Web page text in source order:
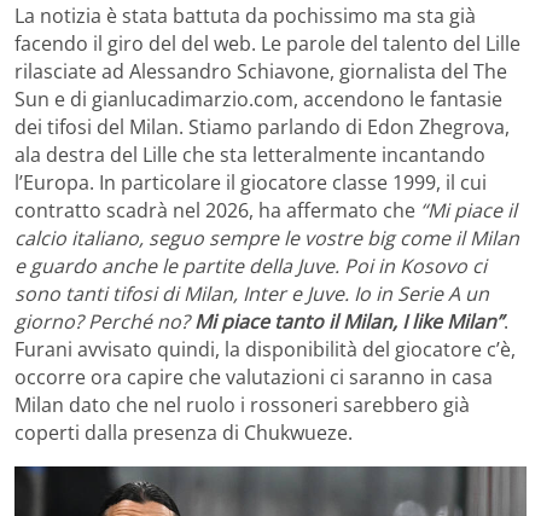
La notizia è stata battuta da pochissimo ma sta già
facendo il giro del del web. Le parole del talento del Lille
rilasciate ad Alessandro Schiavone, giornalista del The
Sun e di gianlucadimarzio.com, accendono le fantasie
dei tifosi del Milan. Stiamo parlando di Edon Zhegrova,
ala destra del Lille che sta letteralmente incantando
l’Europa. In particolare il giocatore classe 1999, il cui
contratto scadrà nel 2026, ha affermato che “Mi piace il
calcio italiano, seguo sempre le vostre big come il Milan
e guardo anche le partite della Juve. Poi in Kosovo ci
sono tanti tifosi di Milan, Inter e Juve. Io in Serie A un
giorno? Perché no?Mi piace tanto il Milan, I like Milan”.
Furani avvisato quindi, la disponibilità del giocatore c’è,
occorre ora capire che valutazioni ci saranno in casa
Milan dato che nel ruolo i rossoneri sarebbero già
coperti dalla presenza di Chukwueze.